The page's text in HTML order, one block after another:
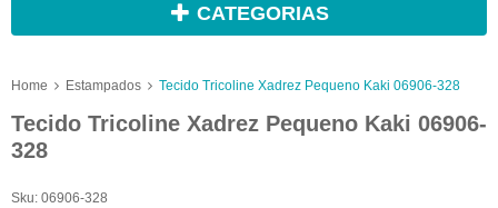
CATEGORIAS
Home Estampados Tecido Tricoline Xadrez Pequeno Kaki 06906-328
Tecido Tricoline Xadrez Pequeno Kaki 06906-
328
Sku: 06906-328